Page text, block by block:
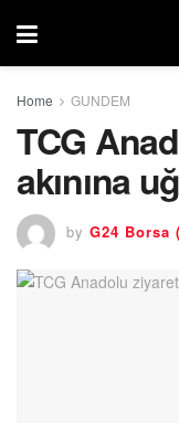
Home GUNDEM
TCG
akınına
by G24 Borsa